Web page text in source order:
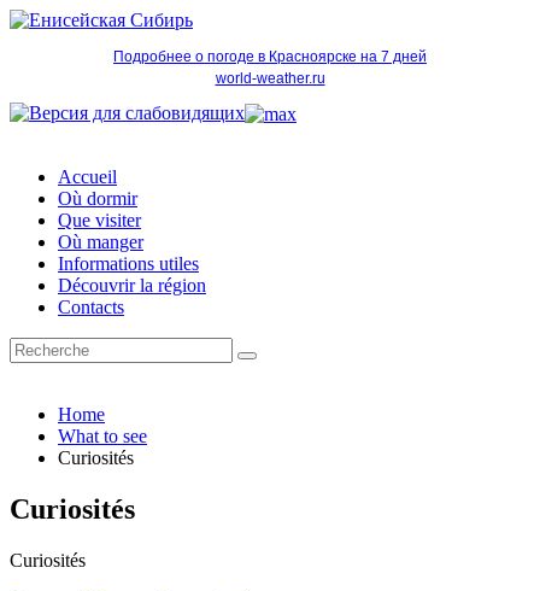
Подробнее о погоде в Красноярске на 7 дней
world-weather.ru
Accueil
Où dormir
Que visiter
Où manger
Informations utiles
Découvrir la région
Contacts
Home
What to see
Curiosités
Curiosités
Curiosités